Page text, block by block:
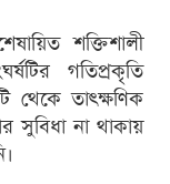
শক্তিশালী
গতিপ্রকৃতি
থেকে তাত্ক্ষণিক
সুবিধা না থাকায়